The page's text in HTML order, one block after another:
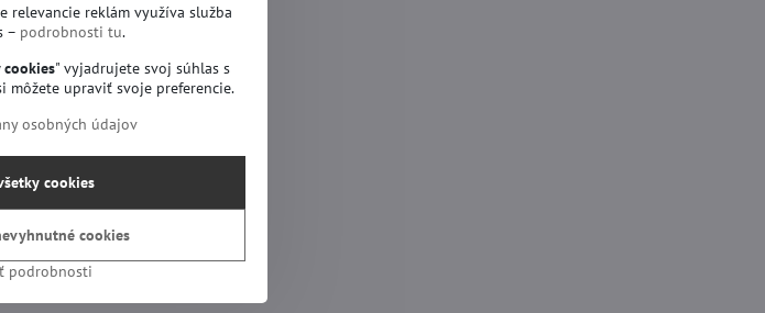
relevancie reklám využíva služba
– podrobnosti tu.
" vyjadrujete svoj súhlas s
môžete upraviť svoje preferencie.
osobných údajov
podrobnosti
cookies
cookies